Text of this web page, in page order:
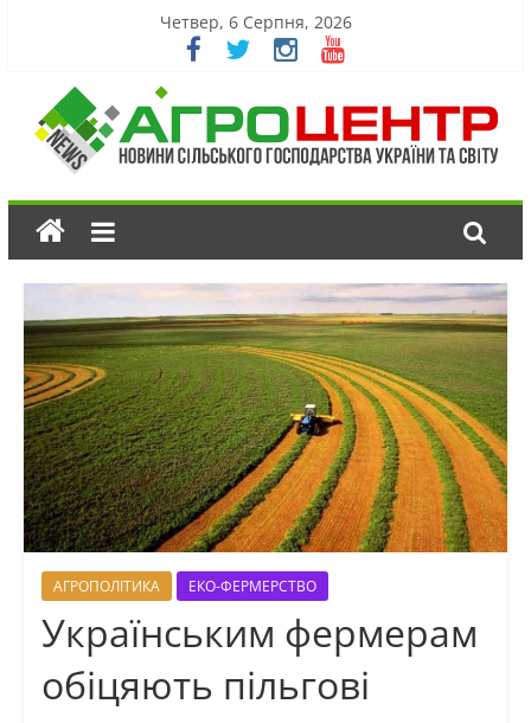
Четвер, 6 Серпня, 2026
АГРОПОЛІТИКА ЕКО-ФЕРМЕРСТВО
Українським фермерам
обіцяють пільгові